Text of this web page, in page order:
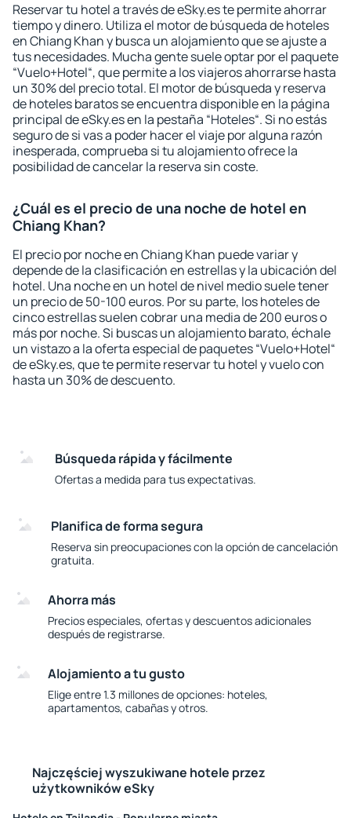
Reservar tu hotel a través de eSky.es te permite ahorrar
tiempo y dinero. Utiliza el motor de búsqueda de hoteles
en Chiang Khan y busca un alojamiento que se ajuste a
tus necesidades. Mucha gente suele optar por el paquete
“Vuelo+Hotel“, que permite a los viajeros ahorrarse hasta
un 30% del precio total. El motor de búsqueda y reserva
de hoteles baratos se encuentra disponible en la página
principal de eSky.es en la pestaña “Hoteles“. Si no estás
seguro de si vas a poder hacer el viaje por alguna razón
inesperada, comprueba si tu alojamiento ofrece la
posibilidad de cancelar la reserva sin coste.
¿Cuál es el precio de una noche de hotel en
Chiang Khan?
El precio por noche en Chiang Khan puede variar y
depende de la clasificación en estrellas y la ubicación del
hotel. Una noche en un hotel de nivel medio suele tener
un precio de 50-100 euros. Por su parte, los hoteles de
cinco estrellas suelen cobrar una media de 200 euros o
más por noche. Si buscas un alojamiento barato, échale
un vistazo a la oferta especial de paquetes “Vuelo+Hotel“
de eSky.es, que te permite reservar tu hotel y vuelo con
hasta un 30% de descuento.
Búsqueda rápida y fácilmente
Ofertas a medida para tus expectativas.
Planifica de forma segura
Reserva sin preocupaciones con la opción de cancelación
gratuita.
Ahorra más
Precios especiales, ofertas y descuentos adicionales
después de registrarse.
Alojamiento a tu gusto
Elige entre 1.3 millones de opciones: hoteles,
apartamentos, cabañas y otros.
Najczęściej wyszukiwane hotele przez
użytkowników eSky